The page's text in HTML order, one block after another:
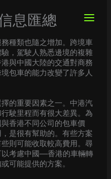
息匯總
種類也隨之增加。跨境車
，駕駛人熟悉邊境的複雜
與中國大陸的交通對商務
包車的能力改變了許多人
的重要因素之一。中港汽
駛里程而有很大差異。為
香港不同公司的包車價
是很有幫助的。有些方案
則可能收取較高費用。尋
以考慮中國—香港的車輛轉
可能提供的方案。